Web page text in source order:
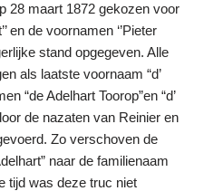
28 maart 1872 gekozen voor
en de voornamen ‘’Pieter
stand opgegeven. Alle
als laatste voornaam “d’
“de Adelhart Toorop”en “d’
de nazaten van Reinier en
Zo verschoven de
naar de familienaam
tijd was deze truc niet